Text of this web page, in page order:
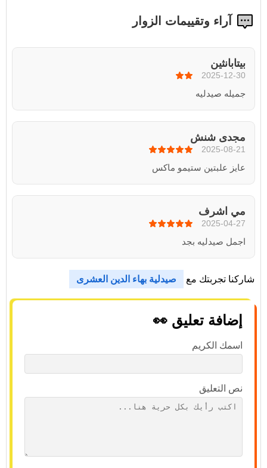
آراء وتقييمات الزوار
بيتابانثين
2025-12-30
جميله صيدليه
مجدى شنش
2025-08-21
عايز علبتين ستيمو ماكس
مي اشرف
2025-04-27
اجمل صيدليه بجد
شاركنا تجربتك مع صيدلية بهاء الدين العشرى
إضافة تعليق 👀
اسمك الكريم
نص التعليق